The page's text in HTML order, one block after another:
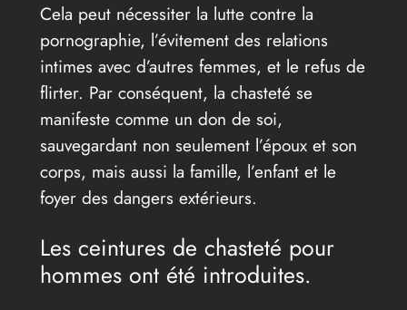
Cela peut nécessiter la lutte contre la
pornographie, l’évitement des relations
intimes avec d’autres femmes, et le refus de
flirter. Par conséquent, la chasteté se
manifeste comme un don de soi,
sauvegardant non seulement l’époux et son
corps, mais aussi la famille, l’enfant et le
foyer des dangers extérieurs.
Les ceintures de chasteté pour
hommes ont été introduites.